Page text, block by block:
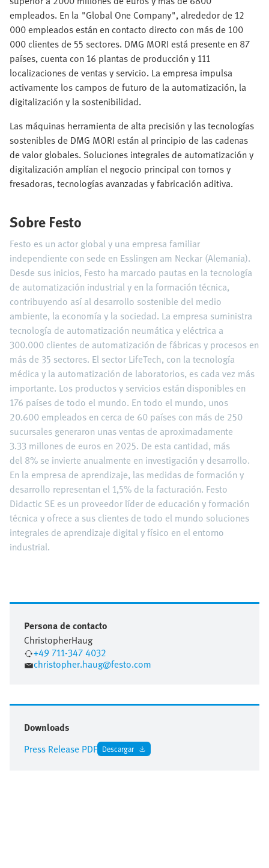
empleados. En la "Global One Company", alrededor de 12
000 empleados están en contacto directo con más de 100
000 clientes de 55 sectores. DMG MORI está presente en 87
países, cuenta con 16 plantas de producción y 111
localizaciones de ventas y servicio. La empresa impulsa
activamente los campos de futuro de la automatización, la
digitalización y la sostenibilidad.
Las máquinas herramienta de alta precisión y las tecnologías
sostenibles de DMG MORI están al principio de las cadenas
de valor globales. Soluciones integrales de automatización y
digitalización amplían el negocio principal con tornos y
fresadoras, tecnologías avanzadas y fabricación aditiva.
Sobre Festo
Festo es un actor global y una empresa familiar
independiente con sede en Esslingen am Neckar (Alemania).
Desde sus inicios, Festo ha marcado pautas en la tecnología
de automatización industrial y en la formación técnica,
contribuyendo así al desarrollo sostenible del medio
ambiente, la economía y la sociedad. La empresa suministra
tecnología de automatización neumática y eléctrica a
300.000 clientes de automatización de fábricas y procesos en
más de 35 sectores. El sector LifeTech, con la tecnología
médica y la automatización de laboratorios, es cada vez más
importante. Los productos y servicios están disponibles en
176 países de todo el mundo. En todo el mundo, unos
20.600 empleados en cerca de 60 países con más de 250
sucursales generaron unas ventas de aproximadamente
3.33 millones de euros en 2025. De esta cantidad, más
del 8% se invierte anualmente en investigación y desarrollo.
En la empresa de aprendizaje, las medidas de formación y
desarrollo representan el 1,5% de la facturación. Festo
Didactic SE es un proveedor líder de educación y formación
técnica y ofrece a sus clientes de todo el mundo soluciones
integrales de aprendizaje digital y físico en el entorno
industrial.
Persona de contacto
ChristopherHaug
+49 711-347 4032
christopher.haug@festo.com
Downloads
Press Release PDF Descargar